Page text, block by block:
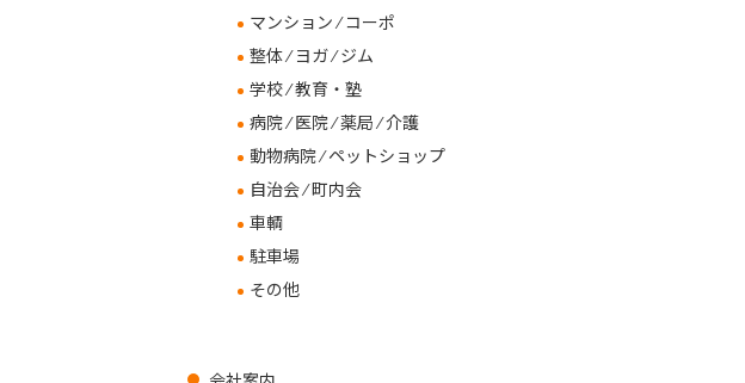
マンション ⁄ コーポ
整体 ⁄ ヨガ ⁄ ジム
学校 ⁄ 教育・塾
病院 ⁄ 医院 ⁄ 薬局 ⁄ 介護
動物病院 ⁄ ペットショップ
自治会 ⁄ 町内会
車輌
駐車場
その他